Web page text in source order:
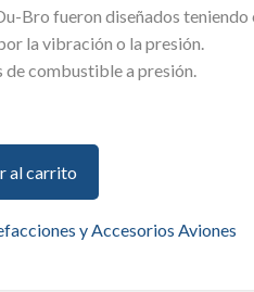
Bro fueron diseñados teniendo
la vibración o la presión.
de combustible a presión.
al carrito
y Accesorios Aviones